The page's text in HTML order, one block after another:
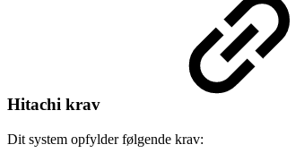
Hitachi krav
Dit system opfylder følgende krav: